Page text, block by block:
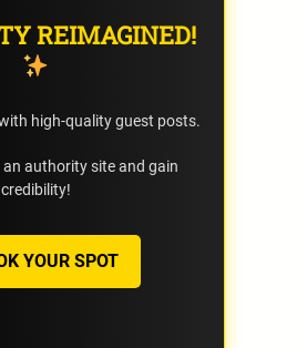
REIMAGINED!
high-quality guest posts.
authority site and gain
credibility!
YOUR SPOT